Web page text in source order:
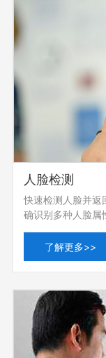
人脸检测
快速检测人脸并返
确识别多种人脸属
了解更多>>